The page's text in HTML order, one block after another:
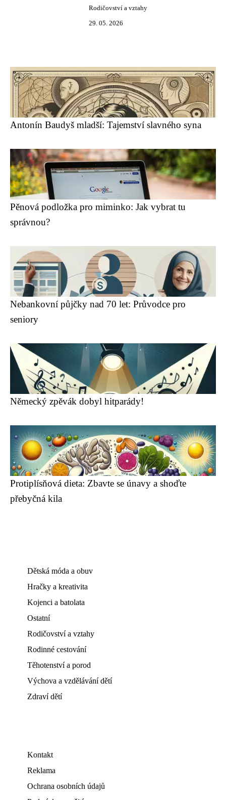
Rodičovství a vztahy
29. 05. 2026
Antonín Baudyš mladší: Tajemství slavného syna
Pěnová podložka pro miminko: Jak vybrat tu
správnou?
Nebankovní půjčky nad 70 let: Průvodce pro
seniory
Německý zpěvák dobyl hitparády!
Protiplísňová dieta: Zbavte se únavy a shoďte
přebyčná kila
Dětská móda a obuv
Hračky a kreativita
Kojenci a batolata
Ostatní
Rodičovství a vztahy
Rodinné cestování
Těhotenství a porod
Výchova a vzdělávání dětí
Zdraví dětí
Kontakt
Reklama
Ochrana osobních údajů